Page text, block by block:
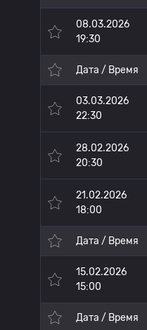
08.03.2026
19:30
Дата / Время
03.03.2026
22:30
28.02.2026
20:30
21.02.2026
18:00
Дата / Время
15.02.2026
15:00
Дата / Время